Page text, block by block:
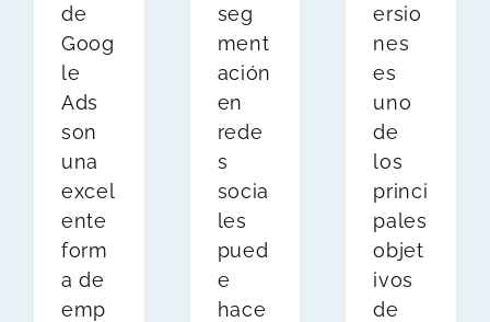
de
Goog
le
Ads
son
una
excel
ente
form
a de
emp
seg
ment
ación
en
rede
s
socia
les
pued
e
hace
ersio
nes
es
uno
de
los
princi
pales
objet
ivos
de